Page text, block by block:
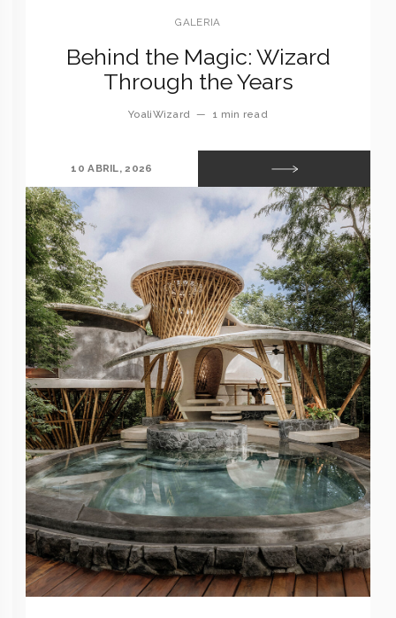
GALERIA
Behind the Magic: Wizard
Through the Years
YoaliWizard — 1 min read
10 ABRIL, 2026